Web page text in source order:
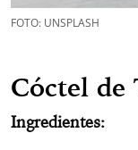
FOTO: UNSPLASH
Cóctel de
Ingredientes: